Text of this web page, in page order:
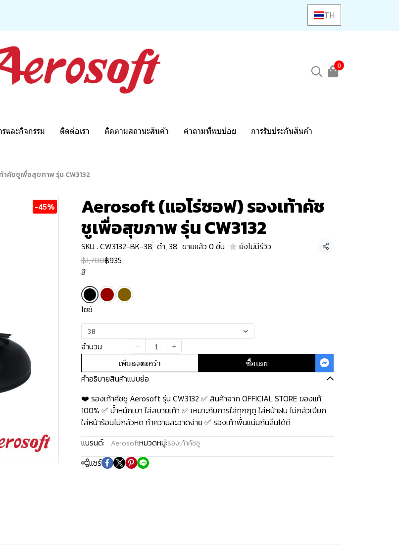
TH
0
รและกิจกรรม ติดต่อเรา ติดตามสถานะสินค้า คำถามที่พบบ่อย การรับประกันสินค้า
คัชชูเพื่อสุขภาพ รุ่น CW3132
-45% Aerosoft (แอโร่ซอฟ) รองเท้าคัช
ชูเพื่อสุขภาพ รุ่น CW3132
SKU : CW3132-BK-38 ดำ, 38 ขายแล้ว 0 ชิ้น ยังไม่มีรีวิว แชร์
฿1,700฿935
สี
ไซซ์
38
จำนวน
เพิ่มลงตะกร้า ซื้อเลย
คำอธิบายสินค้าแบบย่อ
❤️ รองเท้าคัชชู Aerosoft รุ่น CW3132 ✅ สินค้าจาก OFFICIAL STORE ของแท้
100% ✅ น้ำหนักเบา ใส่สบายเท้า ✅ เหมาะกับการใส่ทุกฤดู ใส่หน้าฝน ไม่กลัวเปียก
ใส่หน้าร้อนไม่กลัวหด ทำความสะอาดง่าย ✅ รองเท้าพื้นแน่นกันลื่นได้ดี
แบรนด์:
Aerosoftหมวดหมู่:รองเท้าคัชชู
แชร์